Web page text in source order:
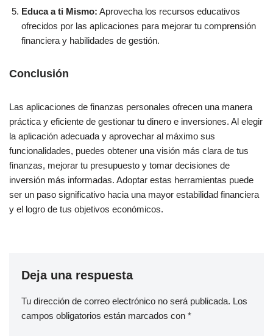
Educa a ti Mismo: Aprovecha los recursos educativos
ofrecidos por las aplicaciones para mejorar tu comprensión
financiera y habilidades de gestión.
Conclusión
Las aplicaciones de finanzas personales ofrecen una manera
práctica y eficiente de gestionar tu dinero e inversiones. Al elegir
la aplicación adecuada y aprovechar al máximo sus
funcionalidades, puedes obtener una visión más clara de tus
finanzas, mejorar tu presupuesto y tomar decisiones de
inversión más informadas. Adoptar estas herramientas puede
ser un paso significativo hacia una mayor estabilidad financiera
y el logro de tus objetivos económicos.
Deja una respuesta
Tu dirección de correo electrónico no será publicada. Los
campos obligatorios están marcados con *